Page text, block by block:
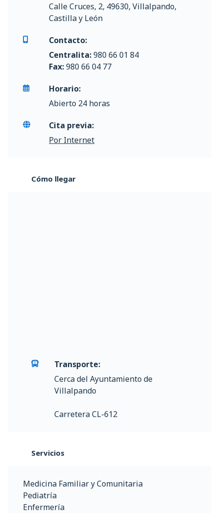
Calle Cruces, 2, 49630, Villalpando,
Castilla y León
Contacto:
Centralita:980 66 01 84
Fax:980 66 04 77
Horario:
Abierto 24 horas
Cita previa:
Por Internet
Cómo llegar
Transporte:
Cerca del Ayuntamiento de
Villalpando
Carretera CL-612
Servicios
Medicina Familiar y Comunitaria
Pediatría
Enfermería